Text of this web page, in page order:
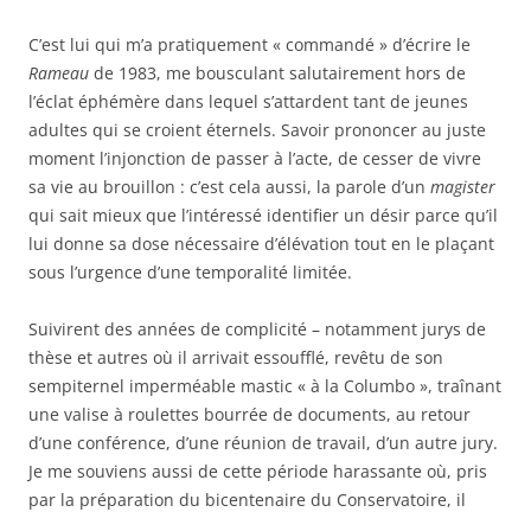
C’est lui qui m’a pratiquement « commandé » d’écrire le
Rameau de 1983, me bousculant salutairement hors de
l’éclat éphémère dans lequel s’attardent tant de jeunes
adultes qui se croient éternels. Savoir prononcer au juste
moment l’injonction de passer à l’acte, de cesser de vivre
sa vie au brouillon : c’est cela aussi, la parole d’un magister
qui sait mieux que l’intéressé identifier un désir parce qu’il
lui donne sa dose nécessaire d’élévation tout en le plaçant
sous l’urgence d’une temporalité limitée.
Suivirent des années de complicité – notamment jurys de
thèse et autres où il arrivait essoufflé, revêtu de son
sempiternel imperméable mastic « à la Columbo », traînant
une valise à roulettes bourrée de documents, au retour
d’une conférence, d’une réunion de travail, d’un autre jury.
Je me souviens aussi de cette période harassante où, pris
par la préparation du bicentenaire du Conservatoire, il